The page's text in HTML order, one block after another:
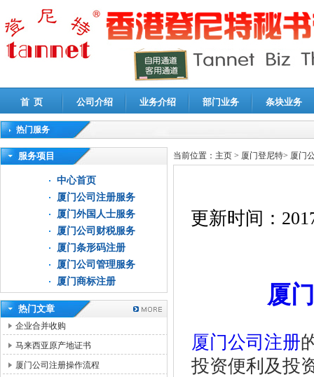
首 页 公司介绍 业务介绍 部门业务 条块业务
热门服务
高新技术企业认定审计|企业所得税汇算清缴申报鉴证
服务项目
中心首页
厦门公司注册服务
厦门外国人士服务
厦门公司财税服务
厦门条形码注册
厦门公司管理服务
厦门商标注册
热门文章
企业合并收购
马来西亚原产地证书
厦门公司注册操作流程
当前位置： 主页 > 厦门登尼特> 厦门
更新时间：
厦
厦门公司注册
投资便利及投